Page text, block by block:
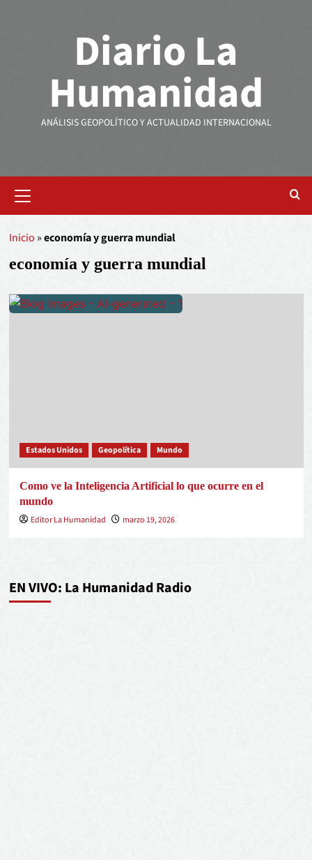
Diario La
Humanidad
ANÁLISIS GEOPOLÍTICO Y ACTUALIDAD INTERNACIONAL
Inicio »economía y guerra mundial
economía y guerra mundial
Estados Unidos Geopolítica Mundo
Como ve la Inteligencia Artificial lo que ocurre en el
mundo
Editor La Humanidad
marzo 19, 2026
EN VIVO: La Humanidad Radio